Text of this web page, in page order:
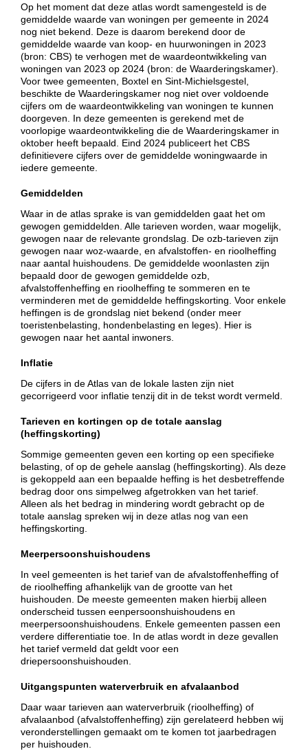
Op het moment dat deze atlas wordt samengesteld is de
gemiddelde waarde van woningen per gemeente in 2024
nog niet bekend. Deze is daarom berekend door de
gemiddelde waarde van koop- en huurwoningen in 2023
(bron: CBS) te verhogen met de waardeontwikkeling van
woningen van 2023 op 2024 (bron: de Waarderingskamer).
Voor twee gemeenten, Boxtel en Sint-Michielsgestel,
beschikte de Waarderingskamer nog niet over voldoende
cijfers om de waardeontwikkeling van woningen te kunnen
doorgeven. In deze gemeenten is gerekend met de
voorlopige waardeontwikkeling die de Waarderingskamer in
oktober heeft bepaald. Eind 2024 publiceert het CBS
definitievere cijfers over de gemiddelde woningwaarde in
iedere gemeente.
Gemiddelden
Waar in de atlas sprake is van gemiddelden gaat het om
gewogen gemiddelden. Alle tarieven worden, waar mogelijk,
gewogen naar de relevante grondslag. De ozb-tarieven zijn
gewogen naar woz-waarde, en afvalstoffen- en rioolheffing
naar aantal huishoudens. De gemiddelde woonlasten zijn
bepaald door de gewogen gemiddelde ozb,
afvalstoffenheffing en rioolheffing te sommeren en te
verminderen met de gemiddelde heffingskorting. Voor enkele
heffingen is de grondslag niet bekend (onder meer
toeristenbelasting, hondenbelasting en leges). Hier is
gewogen naar het aantal inwoners.
Inflatie
De cijfers in de Atlas van de lokale lasten zijn niet
gecorrigeerd voor inflatie tenzij dit in de tekst wordt vermeld.
Tarieven en kortingen op de totale aanslag
(heffingskorting)
Sommige gemeenten geven een korting op een specifieke
belasting, of op de gehele aanslag (heffingskorting). Als deze
is gekoppeld aan een bepaalde heffing is het desbetreffende
bedrag door ons simpelweg afgetrokken van het tarief.
Alleen als het bedrag in mindering wordt gebracht op de
totale aanslag spreken wij in deze atlas nog van een
heffingskorting.
Meerpersoonshuishoudens
In veel gemeenten is het tarief van de afvalstoffenheffing of
de rioolheffing afhankelijk van de grootte van het
huishouden. De meeste gemeenten maken hierbij alleen
onderscheid tussen eenpersoonshuishoudens en
meerpersoonshuishoudens. Enkele gemeenten passen een
verdere differentiatie toe. In de atlas wordt in deze gevallen
het tarief vermeld dat geldt voor een
driepersoonshuishouden.
Uitgangspunten waterverbruik en afvalaanbod
Daar waar tarieven aan waterverbruik (rioolheffing) of
afvalaanbod (afvalstoffenheffing) zijn gerelateerd hebben wij
veronderstellingen gemaakt om te komen tot jaarbedragen
per huishouden.